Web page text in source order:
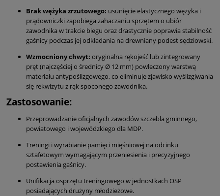
Brak wężyka zrzutowego: usunięcie elastycznego wężyka i
prądowniczki zapobiega zahaczaniu sprzętem o ubiór
zawodnika w trakcie biegu oraz drastycznie poprawia stabilność
gaśnicy podczas jej odkładania na drewniany podest sędziowski.
Wzmocniony chwyt: oryginalna rękojeść lub zintegrowany
pręt (najczęściej o średnicy Ø 12 mm) powleczony warstwą
materiału antypoślizgowego, co eliminuje zjawisko wyślizgiwania
się rekwizytu z rąk spoconego zawodnika.
Zastosowanie:
Przeprowadzanie oficjalnych zawodów szczebla gminnego,
powiatowego i wojewódzkiego dla MDP.
Treningi i wyrabianie pamięci mięśniowej na odcinku
sztafetowym wymagającym przeniesienia i precyzyjnego
postawienia gaśnicy.
Unifikacja osprzętu treningowego w jednostkach OSP
posiadających drużyny młodzieżowe.